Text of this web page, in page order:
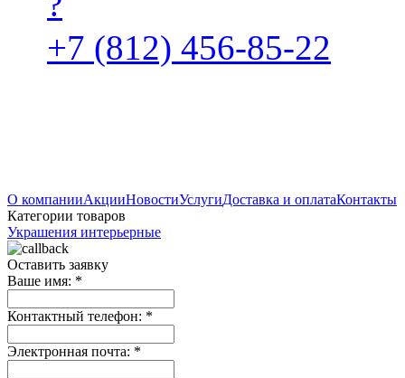
+7 (812) 456-85-22
О компанииАкцииНовостиУслугиДоставка и оплатаКонтакты
Категории товаров
Украшения интерьерные
Оставить заявку
Ваше имя: *
Контактный телефон: *
Электронная почта: *